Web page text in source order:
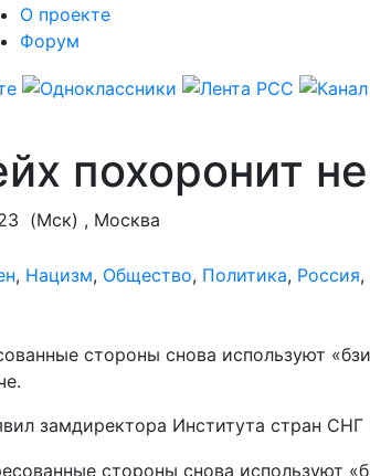
О проекте
Форум
похоронит
(Мск) , Москва
, Нацизм, Общество, Политика, Россия,
стороны снова используют
замдиректора Института стран